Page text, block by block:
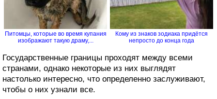
Питомцы, которые во время купания
изображают такую драму,...
Кому из знаков зодиака придётся
непросто до конца года
Государственные границы проходят между всеми
странами, однако некоторые из них выглядят
настолько интересно, что определенно заслуживают,
чтобы о них узнали все.